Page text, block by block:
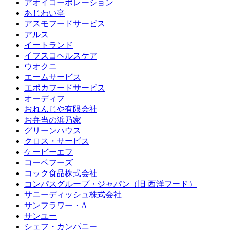
アオイコーポレーション
あじわい亭
アスモフードサービス
アルス
イートランド
イフスコヘルスケア
ウオクニ
エームサービス
エポカフードサービス
オーディフ
おれんじや有限会社
お弁当の浜乃家
グリーンハウス
クロス・サービス
ケービーエフ
コーベフーズ
コック食品株式会社
コンパスグループ・ジャパン（旧 西洋フード）
サニーディッシュ株式会社
サンフラワー・A
サンユー
シェフ・カンパニー